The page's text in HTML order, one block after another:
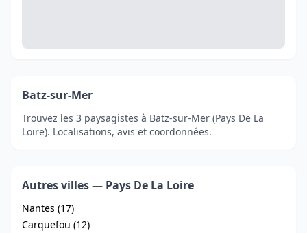
Batz-sur-Mer
Trouvez les 3 paysagistes à Batz-sur-Mer (Pays De La
Loire). Localisations, avis et coordonnées.
Autres villes — Pays De La Loire
Nantes (17)
Carquefou (12)